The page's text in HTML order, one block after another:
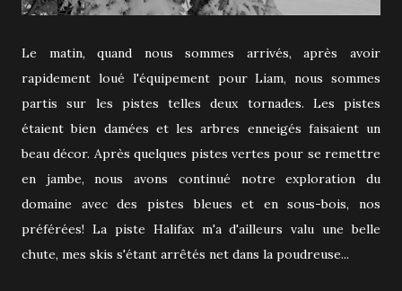
Le matin, quand nous sommes arrivés, après avoir
rapidement loué l'équipement pour Liam, nous sommes
partis sur les pistes telles deux tornades. Les pistes
étaient bien damées et les arbres enneigés faisaient un
beau décor. Après quelques pistes vertes pour se remettre
en jambe, nous avons continué notre exploration du
domaine avec des pistes bleues et en sous-bois, nos
préférées! La piste Halifax m'a d'ailleurs valu une belle
chute, mes skis s'étant arrêtés net dans la poudreuse...